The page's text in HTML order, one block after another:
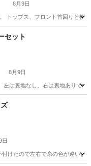
8月9日
トップス、フロント首回りと
セット
8月9日
は裏地なし、右は裏地ありで
日
けたので左右で糸の色が違い